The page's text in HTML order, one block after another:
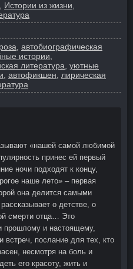
, Истории из жизни,
, автобиографическая
истории,
литература, уютные
, автофикшен, лирическая
«нашей самой любимой
принес ей первый
ночи подходят к концу,
наше лето» – первая
она делится самыми
о детстве, о
смерти отца… Это
прошлому и настоящему,
встреч, послание для тех, кто
несмотря на боль и
его красоту, жить и